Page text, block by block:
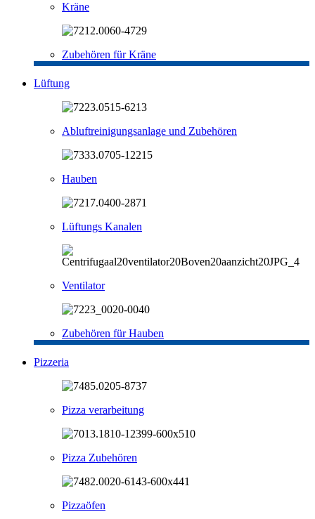
Kräne
Zubehören für Kräne
Lüftung
Abluftreinigungsanlage und Zubehören
Hauben
Lüftungs Kanalen
Ventilator
Zubehören für Hauben
Pizzeria
Pizza verarbeitung
Pizza Zubehören
Pizzaöfen